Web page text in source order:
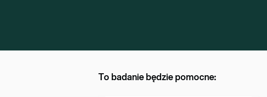
To badanie będzie pomocne: